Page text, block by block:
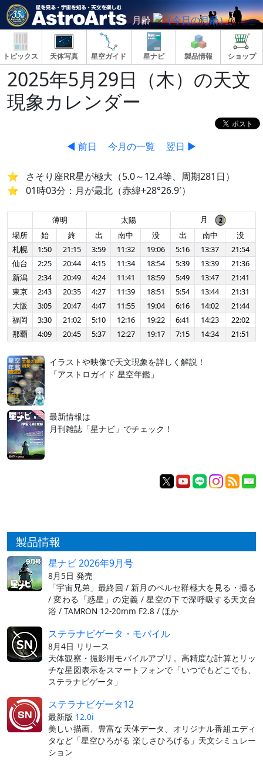
月齢
トピックス 天体写真 星空ガイド 星ナビ 製品情報 ショップ
2025年5月29日（木）の天文
現象カレンダー
◀ 前日 今月の一覧 翌日 ▶
さそり座RR星が極大（5.0～12.4等、周期281日）
01時03分：月が最北（赤緯+28°26.9′）
薄明 太陽
月
場所
始 終 出 南中 没 出 南中
没
札幌
1:50 21:15 3:59 11:32 19:06 5:16 13:37
21:54
仙台
2:25 20:44 4:15 11:34 18:54 5:39 13:39
21:36
新潟
2:34 20:49 4:24 11:41 18:59 5:49 13:47
21:41
東京
2:43 20:35 4:27 11:39 18:51 5:54 13:44
21:31
大阪
3:05 20:47 4:47 11:55 19:04 6:16 14:02
21:44
福岡
3:30 21:02 5:10 12:16 19:22 6:41 14:23
22:02
那覇
4:09 20:45 5:37 12:27 19:17 7:15 14:34 21:51
イラストや映像で天文現象を詳しく解説！
「アストロガイド 星空年鑑」
最新情報は
月刊雑誌「星ナビ」でチェック！
製品情報
星ナビ 2026年9月号
8月5日 発売
「宇宙兄弟」最終回 / 新月のペルセ群極大を見る・撮る
/ 変わる「惑星」の定義 / 星空の下で深呼吸する天文台
浴 / TAMRON 12-20mm F2.8 / ほか
ステラナビゲータ・モバイル
8月4日 リリース
天体観察・撮影用モバイルアプリ。高精度な計算とリッ
チな星図表示をスマートフォンで「いつでもどこでも、
ステラナビゲータ」
ステラナビゲータ12
最新版 12.0i
美しい描画、豊富な天体データ、オリジナル番組エディ
タなど「星空ひろがる 楽しさひろげる」天文シミュレー
ション